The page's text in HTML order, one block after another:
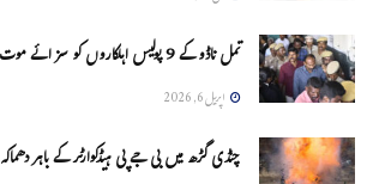
تمل ناڈو کے 9 پولیس اہلکاروں کو سزائے موت
اپریل 6, 2026
چنڈی گڑھ میں بی جے پی ہیڈکوارٹر کے باہر دھماکہ